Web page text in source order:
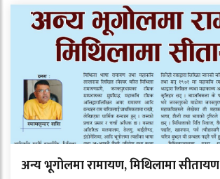
अन्य भूगोलमा रामायण, मिथिलामा सीतायण